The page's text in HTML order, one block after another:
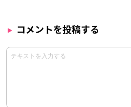
コメントを投稿する